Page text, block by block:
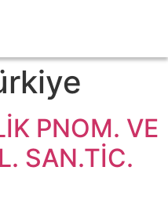
PNOM. VE
SAN.TİC.